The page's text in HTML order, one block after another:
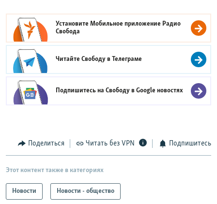
Установите Мобильное приложение Радио
Свобода
Читайте Свободу вТелеграме
Подпишитесь на Свободу вGoogle новостях
Поделиться Читать без VPN Подпишитесь
Этот контент также в категориях
Новости Новости - общество